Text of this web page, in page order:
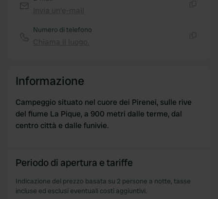
We also share information about your use of our site with
of their services.
Numero di telefono
Informazione
Campeggio situato nel cuore dei Pirenei, sulle rive
del fiume La Pique, a 900 metri dalle terme, dal
centro città e dalle funivie.
Periodo di apertura e tariffe
Indicazione del prezzo basata su 2 persone a notte, tasse
incluse ed esclusi eventuali costi aggiuntivi.